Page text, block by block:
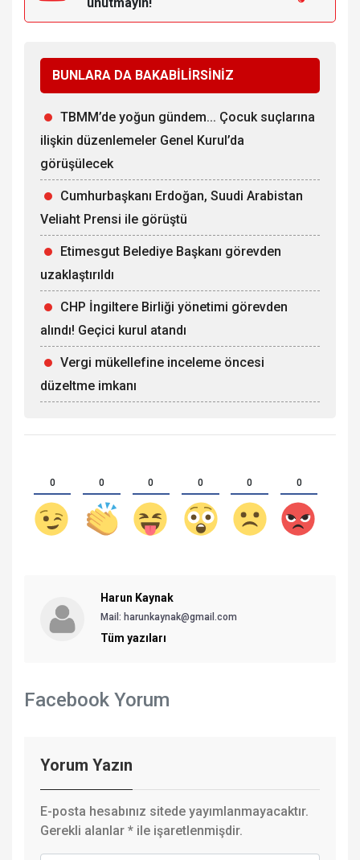
BUNLARA DA BAKABİLİRSİNİZ
TBMM’de yoğun gündem... Çocuk suçlarına
ilişkin düzenlemeler Genel Kurul’da
görüşülecek
Cumhurbaşkanı Erdoğan, Suudi Arabistan
Veliaht Prensi ile görüştü
Etimesgut Belediye Başkanı görevden
uzaklaştırıldı
CHP İngiltere Birliği yönetimi görevden
alındı! Geçici kurul atandı
Vergi mükellefine inceleme öncesi
düzeltme imkanı
0 0 0 0 0 0
Harun Kaynak
Mail: harunkaynak@gmail.com
Tüm yazıları
Facebook Yorum
Yorum Yazın
E-posta hesabınız sitede yayımlanmayacaktır.
Gerekli alanlar * ile işaretlenmişdir.